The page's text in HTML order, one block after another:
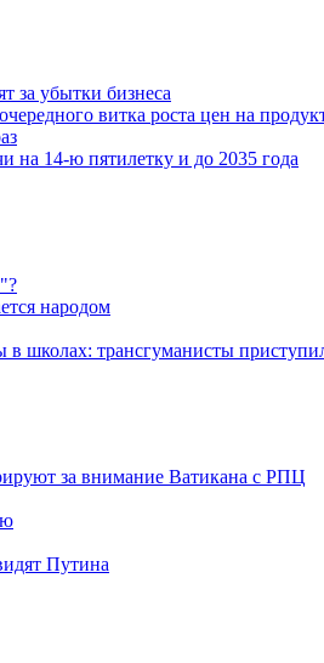
за убытки бизнеса
витка роста цен на
на 14-ю пятилетку и до 2035 года
народом
школах: трансгуманисты
за внимание Ватикана с РПЦ
Путина